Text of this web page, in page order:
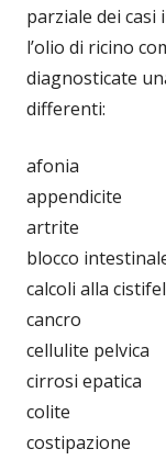
parziale dei casi
l’olio di ricino
diagnosticate
differenti:
afonia
appendicite
artrite
blocco
calcoli alla
cancro
cellulite pelvica
cirrosi epatica
colite
costipazione